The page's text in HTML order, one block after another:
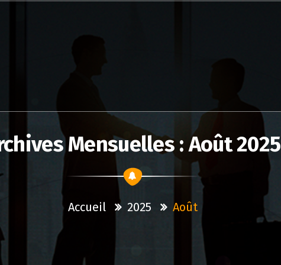
Mensuelles : Août 2025
Accueil 2025 Août